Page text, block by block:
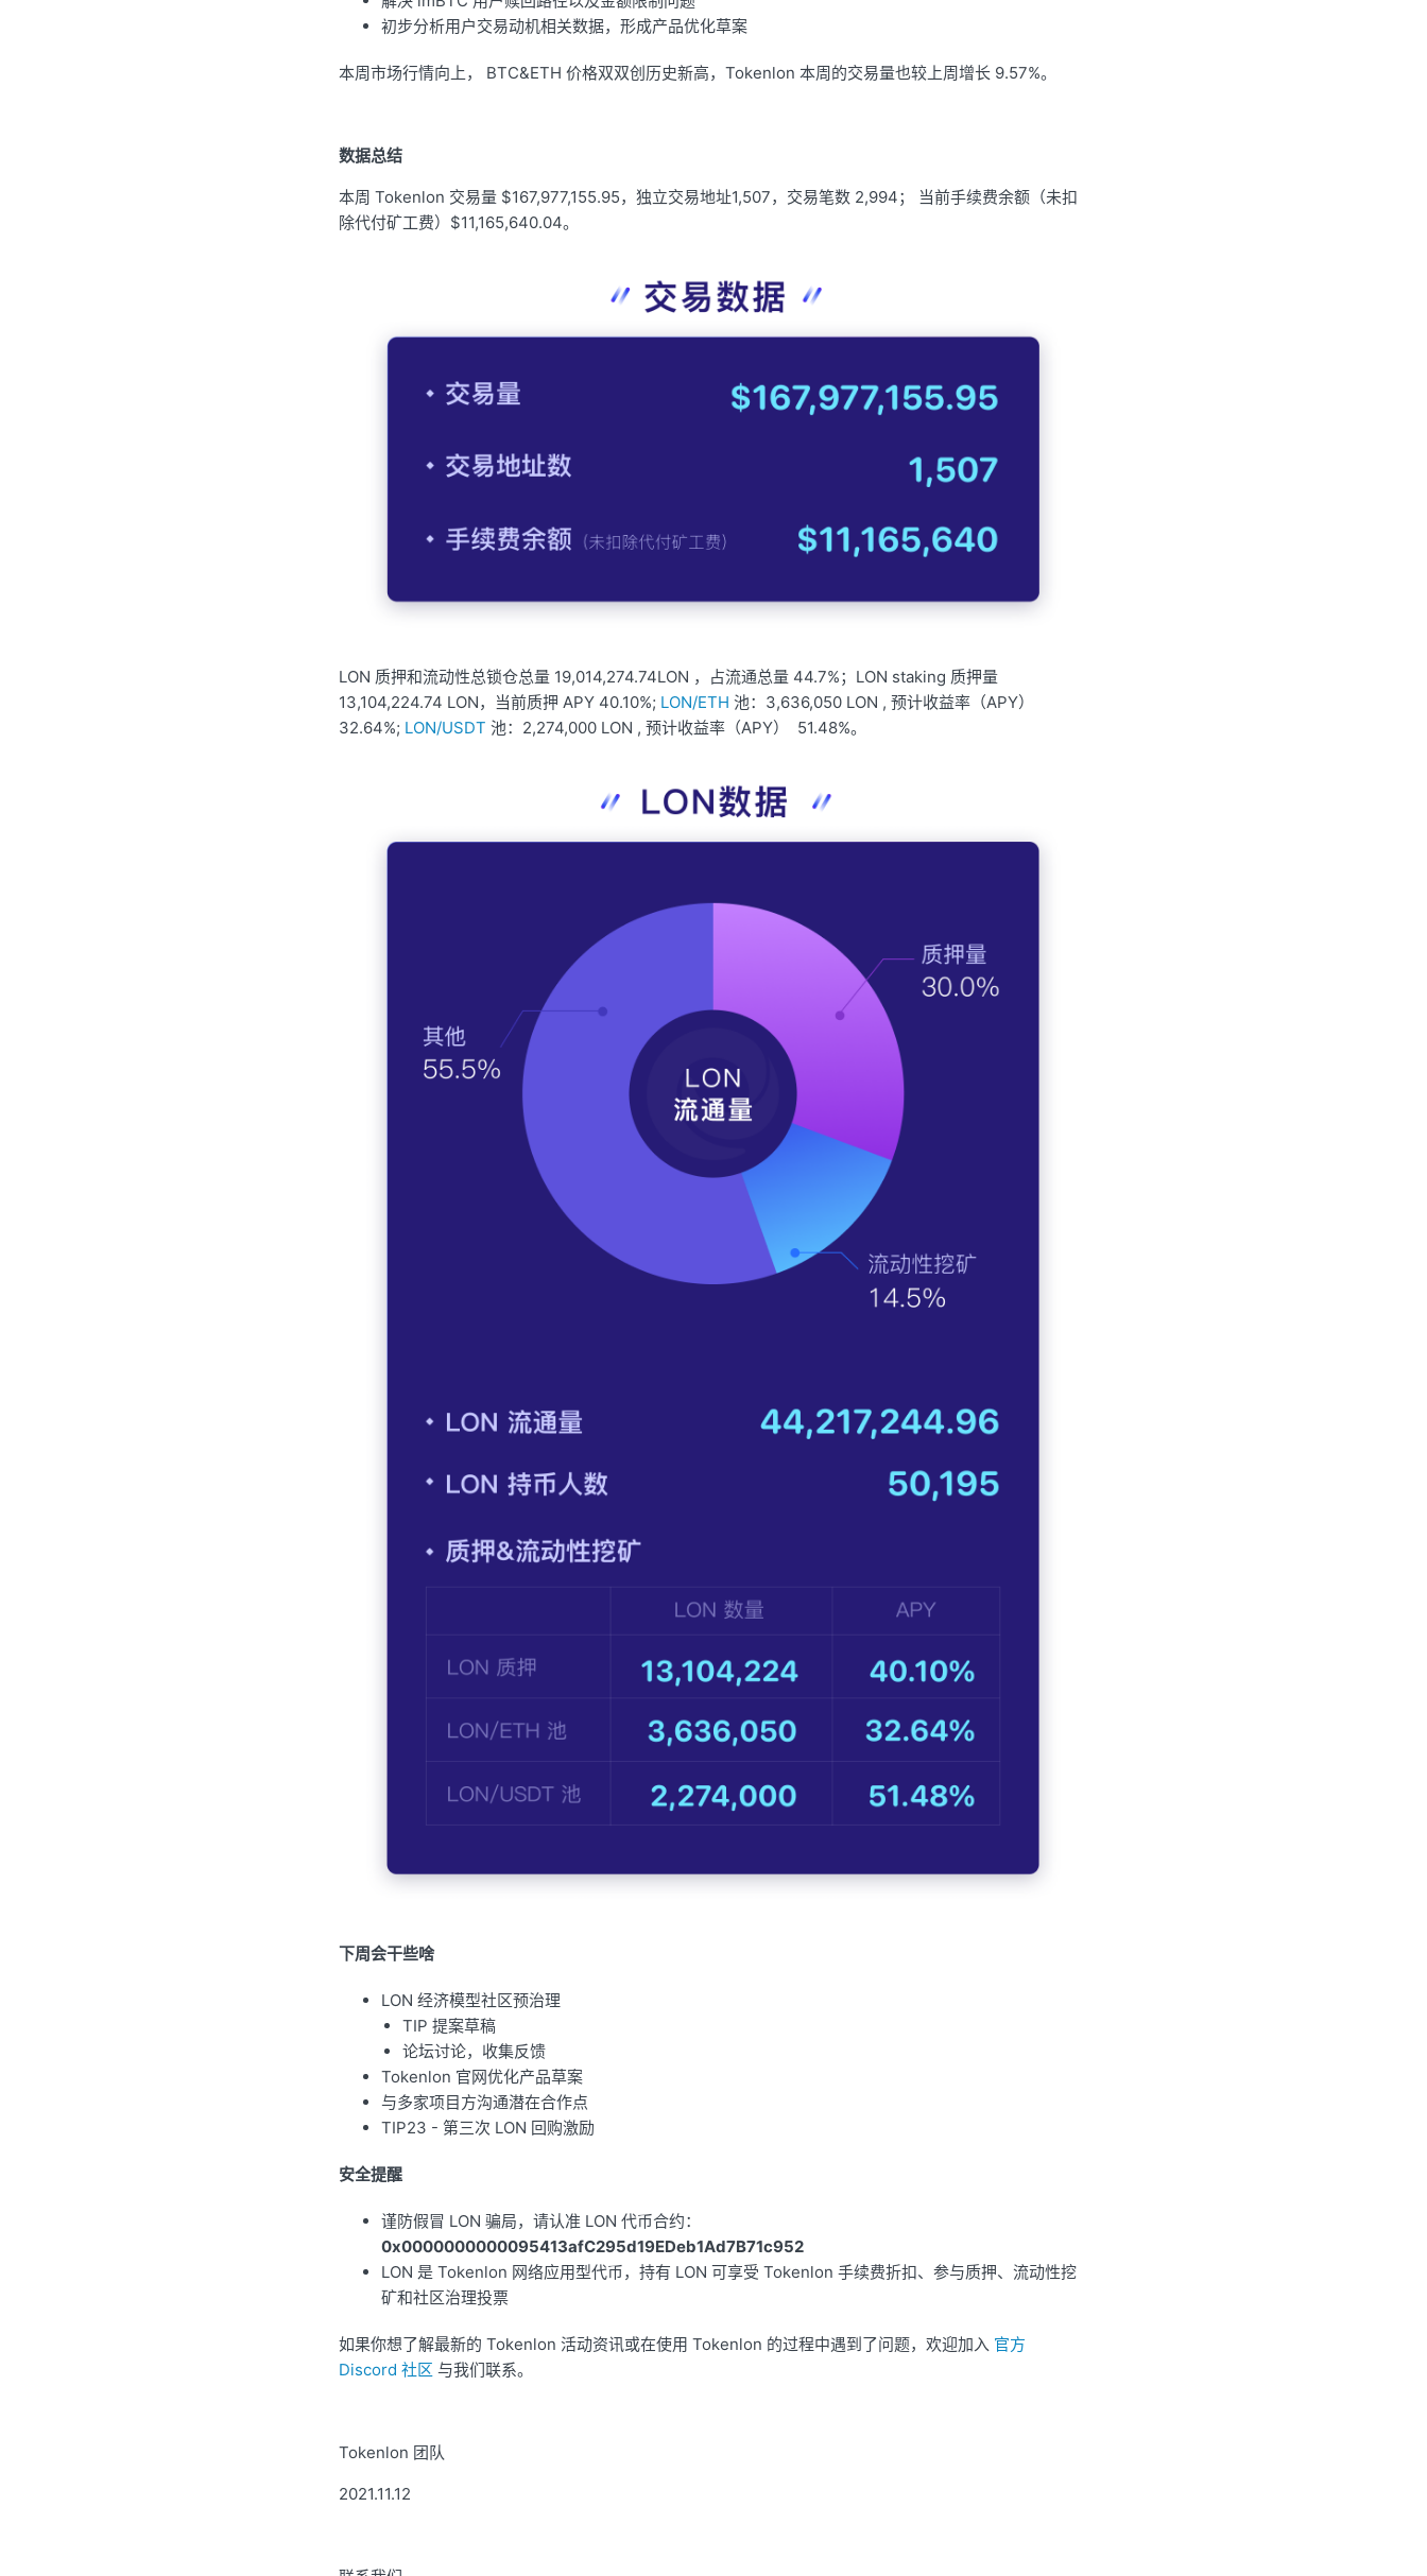
初步分析用户交易动机相关数据，形成产品优化草案
本周市场行情向上， BTC&ETH 价格双双创历史新高，Tokenlon 本周的交易量也较上周增长 9.57%。
数据总结
本周 Tokenlon 交易量 $167,977,155.95，独立交易地址1,507，交易笔数 2,994； 当前手续费余额（未扣
除代付矿工费）$11,165,640.04。
LON 质押和流动性总锁仓总量 19,014,274.74LON ，占流通总量 44.7%；LON staking 质押量
13,104,224.74 LON，当前质押 APY 40.10%; LON/ETH池：3,636,050 LON , 预计收益率（APY）
32.64%; LON/USDT 池：2,274,000 LON , 预计收益率（APY） 51.48%。
下周会干些啥
LON 经济模型社区预治理
TIP 提案草稿
论坛讨论，收集反馈
Tokenlon 官网优化产品草案
与多家项目方沟通潜在合作点
TIP23 - 第三次 LON 回购激励
安全提醒
谨防假冒 LON 骗局，请认准 LON 代币合约：
0x0000000000095413afC295d19EDeb1Ad7B71c952
LON 是 Tokenlon 网络应用型代币，持有 LON 可享受 Tokenlon 手续费折扣、参与质押、流动性挖
矿和社区治理投票
如果你想了解最新的 Tokenlon 活动资讯或在使用 Tokenlon 的过程中遇到了问题，欢迎加入 官方
Discord 社区 与我们联系。
Tokenlon 团队
2021.11.12